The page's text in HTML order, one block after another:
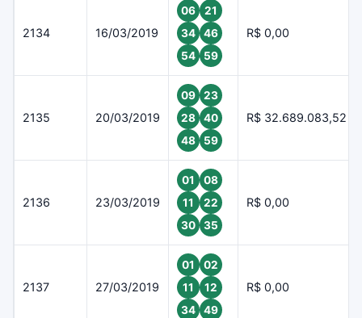
2134 16/03/2019
06
21
34
46
54
59
R$ 0,00
2135 20/03/2019
09
23
28
40
48
59
R$ 32.689.083,52
2136 23/03/2019
01
08
11
22
30
35
R$ 0,00
2137 27/03/2019
01
02
11
12
34
49
R$ 0,00